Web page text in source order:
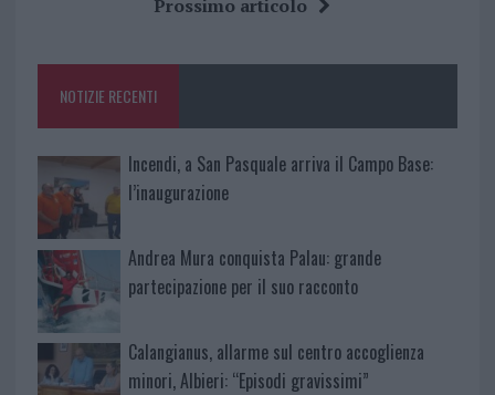
o
k
p
Prossimo articolo
NOTIZIE RECENTI
Incendi, a San Pasquale arriva il Campo Base:
l’inaugurazione
Andrea Mura conquista Palau: grande
partecipazione per il suo racconto
Calangianus, allarme sul centro accoglienza
minori, Albieri: “Episodi gravissimi”